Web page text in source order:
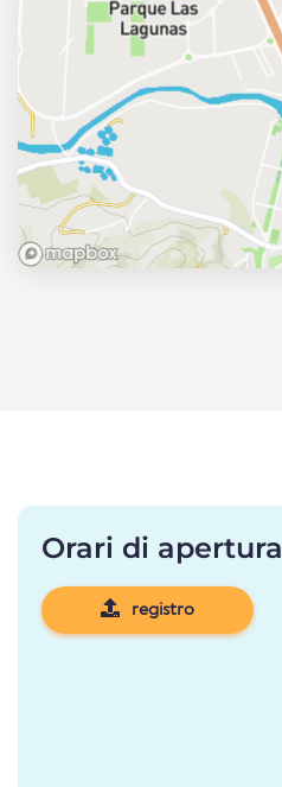
Orari di apertura
registro